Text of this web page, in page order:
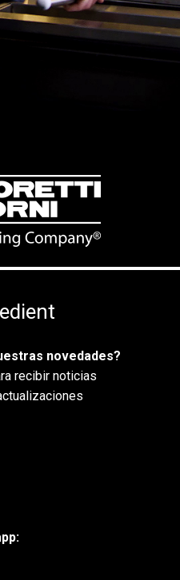
novedades?
recibir noticias